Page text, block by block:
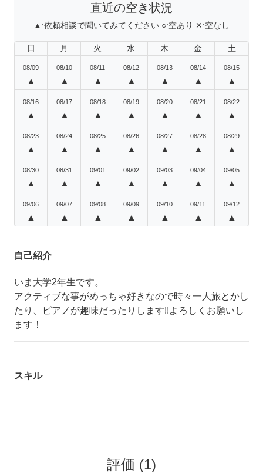
直近の空き状況
▲:依頼相談で聞いてみてください ○:空あり ✕:空なし
日 月 火 水 木 金 土
08/09
▲
08/10
▲
08/11
▲
08/12
▲
08/13
▲
08/14
▲
08/15
▲
08/16
▲
08/17
▲
08/18
▲
08/19
▲
08/20
▲
08/21
▲
08/22
▲
08/23
▲
08/24
▲
08/25
▲
08/26
▲
08/27
▲
08/28
▲
08/29
▲
08/30
▲
08/31
▲
09/01
▲
09/02
▲
09/03
▲
09/04
▲
09/05
▲
09/06
▲
09/07
▲
09/08
▲
09/09
▲
09/10
▲
09/11
▲
09/12
▲
自己紹介
いま大学2年生です。
アクティブな事がめっちゃ好きなので時々一人旅とかし
たり、ピアノが趣味だったりします!!よろしくお願いし
ます！
スキル
評価 (1)